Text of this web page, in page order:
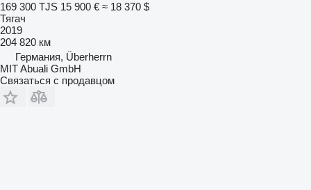
169 300 TJS 15 900 € ≈ 18 370 $
Тягач
2019
204 820 км
Германия, Überherrn
MIT Abuali GmbH
Связаться с продавцом